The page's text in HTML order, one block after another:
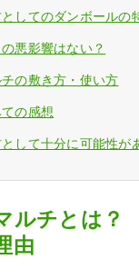
してのダンボールの
悪影響はない？
の敷き方・使い方
の感想
して十分に可能性が
ルチとは？
由